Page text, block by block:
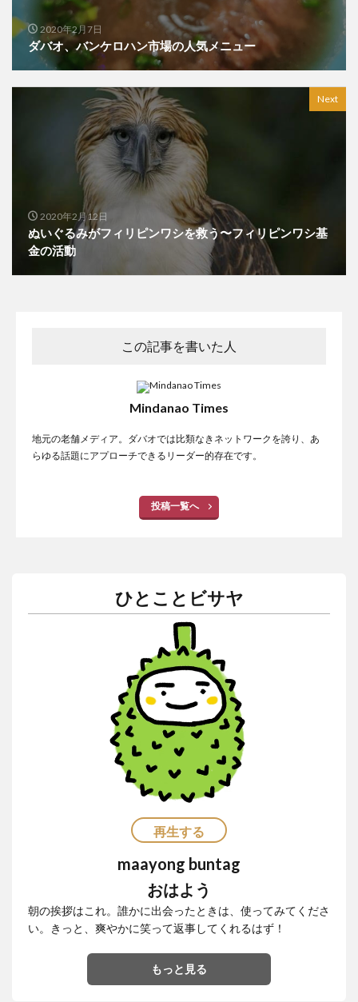
2020年2月7日
ダバオ、バンケロハン市場の人気メニュー
Next
2020年2月12日
ぬいぐるみがフィリピンワシを救う〜フィリピンワシ基
金の活動
この記事を書いた人
Mindanao Times
地元の老舗メディア。ダバオでは比類なきネットワークを誇り、あ
らゆる話題にアプローチできるリーダー的存在です。
投稿一覧へ
ひとことビサヤ
再生する
maayong buntag
おはよう
朝の挨拶はこれ。誰かに出会ったときは、使ってみてくださ
い。きっと、爽やかに笑って返事してくれるはず！
もっと見る